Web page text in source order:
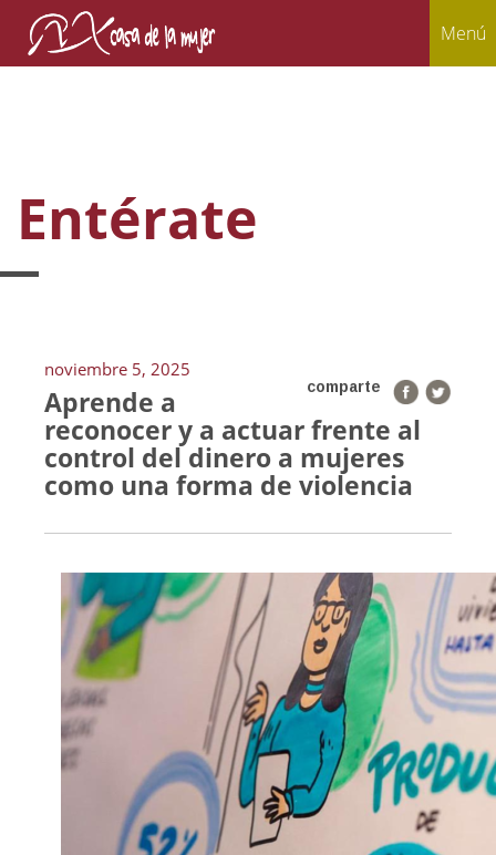
Menú
Entérate
noviembre 5, 2025
comparte
Aprende a
reconocer y a actuar frente al
control del dinero a mujeres
como una forma de violencia